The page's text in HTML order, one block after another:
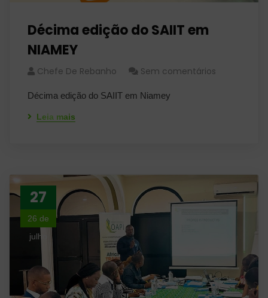
Décima edição do SAIIT em
NIAMEY
Chefe De Rebanho Sem comentários
Décima edição do SAIIT em Niamey
Leia mais
27
26 de
julho